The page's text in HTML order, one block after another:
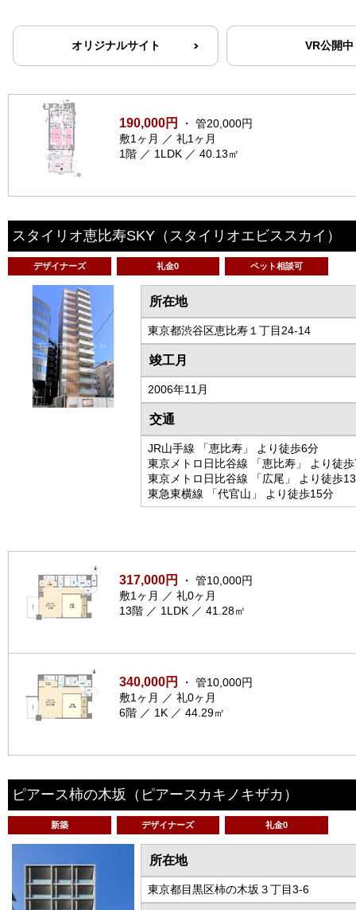
オリジナルサイト VR公開中
190,000円
・ 管20,000円
敷1ヶ月 ／ 礼1ヶ月
1階 ／ 1LDK ／ 40.13㎡
スタイリオ恵比寿SKY （スタイリオエビススカイ）
デザイナーズ 礼金0 ペット相談可
所在地
東京都渋谷区恵比寿１丁目24-14
竣工月
2006年11月
交通
JR山手線 「恵比寿」 より徒歩6分
東京メトロ日比谷線 「恵比寿」 より徒
東京メトロ日比谷線 「広尾」 より徒歩
東急東横線 「代官山」 より徒歩15分
317,000円
・ 管10,000円
敷1ヶ月 ／ 礼0ヶ月
13階 ／ 1LDK ／ 41.28㎡
340,000円
・ 管10,000円
敷1ヶ月 ／ 礼0ヶ月
6階 ／ 1K ／ 44.29㎡
ピアース柿の木坂 （ピアースカキノキザカ）
新築 デザイナーズ 礼金0
所在地
東京都目黒区柿の木坂３丁目3-6